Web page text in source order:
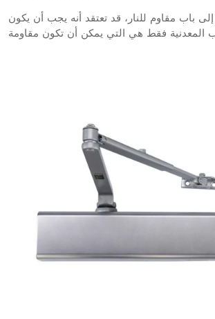
باب مقاوم للنار، قد تعتقد أنه يجب أن يكون
المعدنية فقط هي التي يمكن أن تكون مقاومة